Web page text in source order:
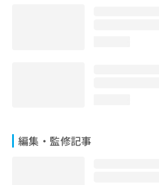
編集・監修記事